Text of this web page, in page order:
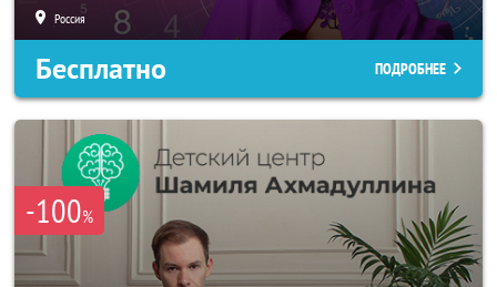
Россия
Бесплатно ПОДРОБНЕЕ
-100%